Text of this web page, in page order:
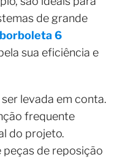
de grande
6
sua eficiência e
levada em conta.
frequente
do projeto.
de reposição